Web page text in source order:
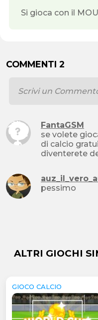
Si gioca con il
COMMENTI 2
FantaGSM
se volete
di calcio
diventerete
pessimo
ALTRI GIOCHI
GIOCO CALCIO